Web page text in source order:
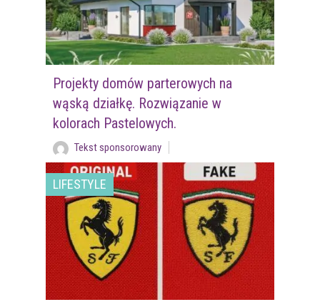
Projekty domów parterowych na
wąską działkę. Rozwiązanie w
kolorach Pastelowych.
Tekst sponsorowany
LIFESTYLE